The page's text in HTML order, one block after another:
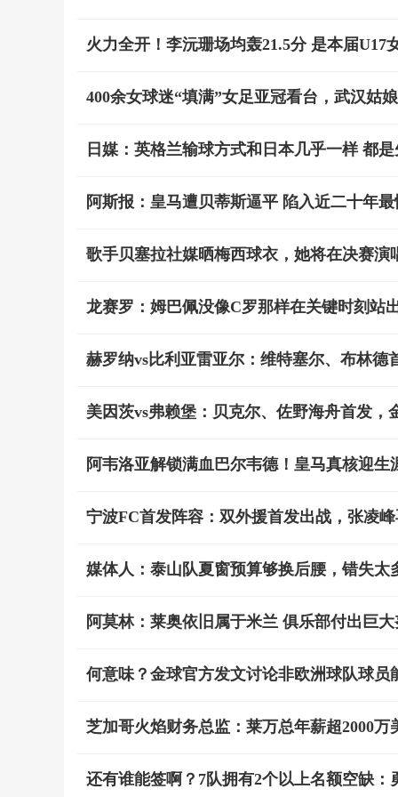
火力全开！李沅珊场均轰21.5分 是本届U17
400余女球迷“填满”女足亚冠看台，武汉姑
日媒：英格兰输球方式和日本几乎一样 都
阿斯报：皇马遭贝蒂斯逼平 陷入近二十年
歌手贝塞拉社媒晒梅西球衣，她将在决赛演
龙赛罗：姆巴佩没像C罗那样在关键时刻站
赫罗纳vs比利亚雷亚尔：维特塞尔、布林
美因茨vs弗赖堡：贝克尔、佐野海舟首发，
阿韦洛亚解锁满血巴尔韦德！皇马真核迎生
宁波FC首发阵容：双外援首发出战，张凌
媒体人：泰山队夏窗预算够换后腰，错失太
阿莫林：莱奥依旧属于米兰 俱乐部付出巨
何意味？金球官方发文讨论非欧洲球队球员
芝加哥火焰财务总监：莱万总年薪超2000
还有谁能签啊？7队拥有2个以上名额空缺：